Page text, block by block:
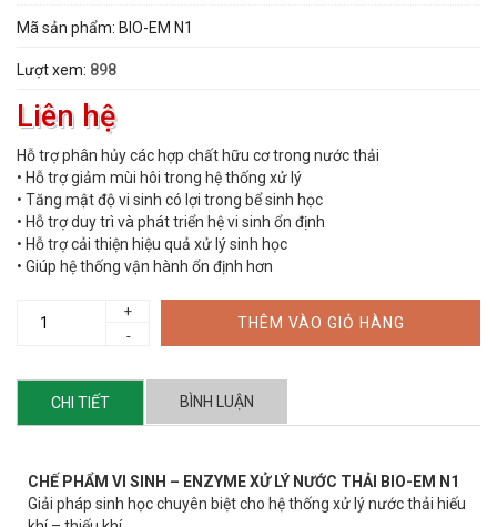
Mã sản phẩm: BIO-EM N1
Lượt xem: 898
Liên hệ
Hỗ trợ phân hủy các hợp chất hữu cơ trong nước thải
• Hỗ trợ giảm mùi hôi trong hệ thống xử lý
• Tăng mật độ vi sinh có lợi trong bể sinh học
• Hỗ trợ duy trì và phát triển hệ vi sinh ổn định
• Hỗ trợ cải thiện hiệu quả xử lý sinh học
• Giúp hệ thống vận hành ổn định hơn
+
-
THÊM VÀO GIỎ HÀNG
CHI TIẾT BÌNH LUẬN
CHẾ PHẨM VI SINH – ENZYME XỬ LÝ NƯỚC THẢI BIO-EM N1
Giải pháp sinh học chuyên biệt cho hệ thống xử lý nước thải hiếu